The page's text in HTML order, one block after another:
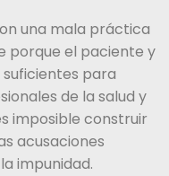
una mala práctica
porque el paciente y
para
de la salud y
imposible construir
acusaciones
impunidad.